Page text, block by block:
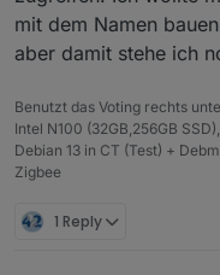
mit dem Namen
aber damit stehe ich
Benutzt das Voting rechts
Intel N100 (32GB,256GB
Debian 13 in CT (Test) +
Zigbee
1 Reply